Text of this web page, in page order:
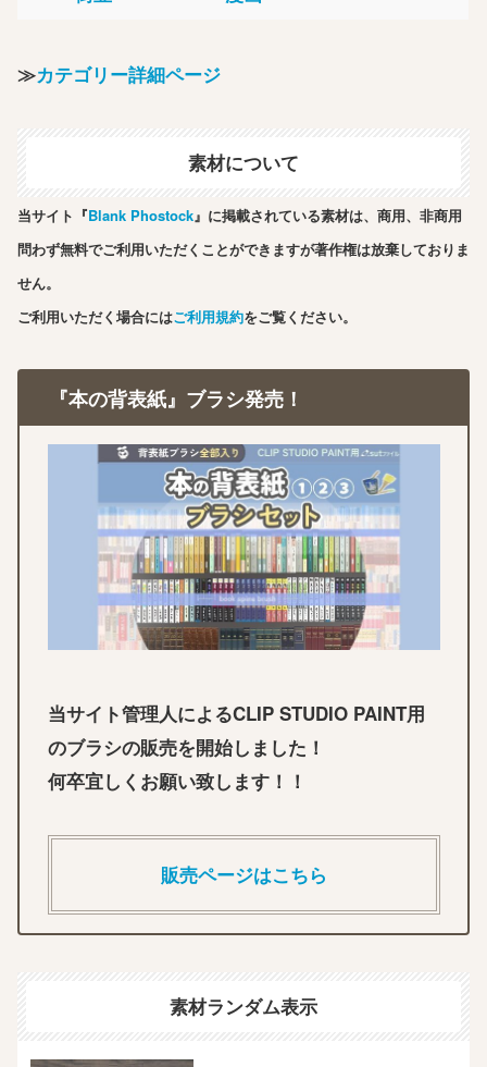
≫カテゴリー詳細ページ
素材について
当サイト『Blank Phostock』に掲載されている素材は、商用、非商用
問わず無料でご利用いただくことができますが著作権は放棄しておりま
せん。
ご利用いただく場合にはご利用規約をご覧ください。
『本の背表紙』ブラシ発売！
当サイト管理人によるCLIP STUDIO PAINT用
のブラシの販売を開始しました！
何卒宜しくお願い致します！！
販売ページはこちら
素材ランダム表示